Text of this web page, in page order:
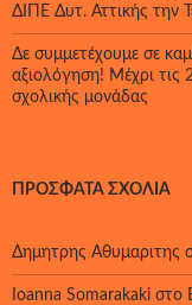
ΔΙΠΕ Δυτ. Αττικής την
Δε συμμετέχουμε σε
αξιολόγηση! Μέχρι τις
σχολικής μονάδας
ΠΡΌΣΦΑΤΑ ΣΧΌΛΙΑ
Δημητρης Αθυμαριτης
Ioanna Somarakaki στο